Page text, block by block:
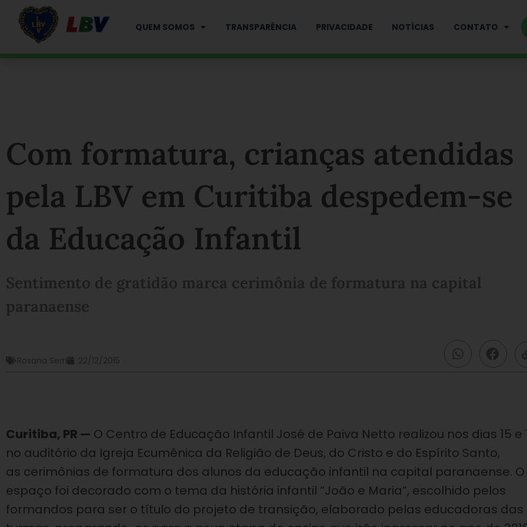
QUEM SOMOS TRANSPARÊNCIA PRIVACIDADE NOTÍCIAS CONTATO
Com formatura, crianças atendidas
pela LBV em Curitiba despedem-se
da Educação Infantil
Sentimento de gratidão marca cerimônia de formatura na capital
paranaense
Rosana Serri 22/12/2015
Curitiba, PR — O Centro de Educação Infantil José de Paiva Netto realizou nos dias 15 e
no auditório da Igreja Ecumênica da Religião de Deus, do Cristo e do Espírito Santo,
as cerimônias de formatura dos alunos da educação infantil na capital paranaense. O
espaço foi decorado com o tema da história infantil “João e Maria”, escolhido pelos
formandos para ser o título do projeto de transição, elaborado pelas educadoras das